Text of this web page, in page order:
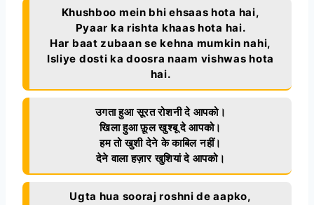
Khushboo mein bhi ehsaas hota hai,
Pyaar ka rishta khaas hota hai.
Har baat zubaan se kehna mumkin nahi,
Isliye dosti ka doosra naam vishwas hota
hai.
उगता हुआ सूरत रोशनी दे आपको।
खिला हुआ फ़ूल खुश्बू दे आपको।
हम तो खुशी देने के काबिल नहीं।
देने वाला हज़ार खुशियां दे आपको।
Ugta hua sooraj roshni de aapko,